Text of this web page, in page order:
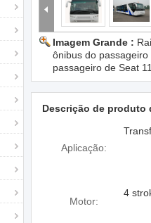
Imagem Grande :
ônibus do
passageiro de Seat
Descrição de produto
Aplicação:
Motor:
4